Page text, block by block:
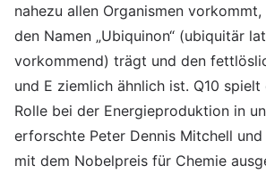
nahezu allen Organismen
den Namen „Ubiquinon“ (ubiquitär
vorkommend) trägt und den
und E ziemlich ähnlich ist. Q10
Rolle bei der Energieproduktion in
erforschte Peter Dennis Mitchell
mit dem Nobelpreis für Chemie